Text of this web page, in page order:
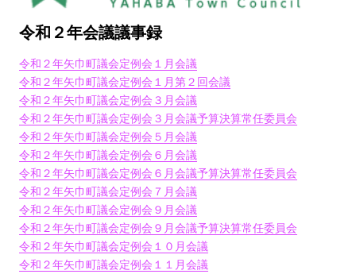
令和２年会議議事録
令和２年矢巾町議会定例会１月会議
令和２年矢巾町議会定例会１月第２回会議
令和２年矢巾町議会定例会３月会議
令和２年矢巾町議会定例会３月会議予算決算常任委員会
令和２年矢巾町議会定例会５月会議
令和２年矢巾町議会定例会６月会議
令和２年矢巾町議会定例会６月会議予算決算常任委員会
令和２年矢巾町議会定例会７月会議
令和２年矢巾町議会定例会９月会議
令和２年矢巾町議会定例会９月会議予算決算常任委員会
令和２年矢巾町議会定例会１０月会議
令和２年矢巾町議会定例会１１月会議